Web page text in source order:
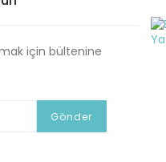
için bültenine